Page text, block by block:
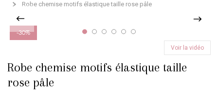
Robe chemise motifs élastique taille rose pâle
Voir la vidéo
Robe chemise motifs élastique taille
rose pâle
9 personnes regardent actuellement cet article